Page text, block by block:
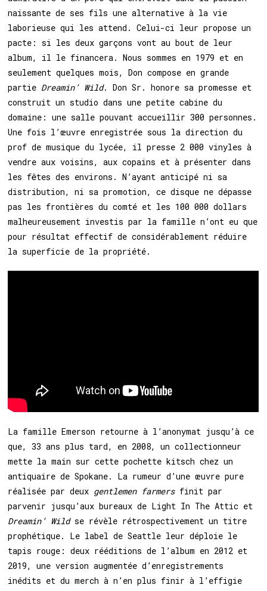
naissante de ses fils une alternative à la vie
laborieuse qui les attend. Celui-ci leur propose un
pacte: si les deux garçons vont au bout de leur
album, il le financera. Nous sommes en 1979 et en
seulement quelques mois, Don compose en grande
partie Dreamin’ Wild. Don Sr. honore sa promesse et
construit un studio dans une petite cabine du
domaine: une salle pouvant accueillir 300 personnes.
Une fois l’œuvre enregistrée sous la direction du
prof de musique du lycée, il presse 2 000 vinyles à
vendre aux voisins, aux copains et à présenter dans
les fêtes des environs. N’ayant anticipé ni sa
distribution, ni sa promotion, ce disque ne dépasse
pas les frontières du comté et les 100 000 dollars
malheureusement investis par la famille n’ont eu que
pour résultat effectif de considérablement réduire
la superficie de la propriété.
La famille Emerson retourne à l’anonymat jusqu’à ce
que, 33 ans plus tard, en 2008, un collectionneur
mette la main sur cette pochette kitsch chez un
antiquaire de Spokane. La rumeur d’une œuvre pure
réalisée par deux gentlemen farmers finit par
parvenir jusqu’aux bureaux de Light In The Attic et
Dreamin’ Wildse révèle rétrospectivement un titre
prophétique. Le label de Seattle leur déploie le
tapis rouge: deux rééditions de l’album en 2012 et
2019, une version augmentée d’enregistrements
inédits et du merch à n’en plus finir à l’effigie